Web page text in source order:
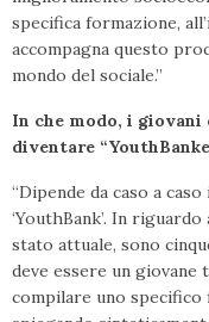
specifica formazione,
accompagna questo
mondo del sociale.”
In che modo, i giovani
diventare
“Dipende da caso a
‘YouthBank’. In
stato attuale, sono
deve essere un giovane
compilare uno